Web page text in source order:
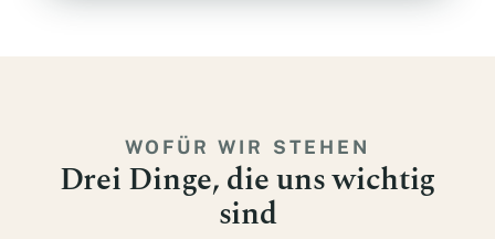
WOFÜR WIR STEHEN
Drei Dinge, die uns wichtig
sind